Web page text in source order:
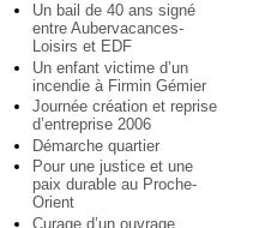
Un bail de 40 ans signé
entre Aubervacances-
Loisirs et EDF
Un enfant victime d’un
incendie à Firmin Gémier
Journée création et reprise
d’entreprise 2006
Démarche quartier
Pour une justice et une
paix durable au Proche-
Orient
Curage d’un ouvrage